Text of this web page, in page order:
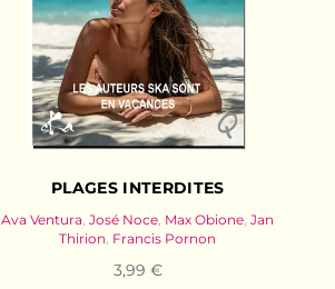
PLAGES INTERDITES
Ava Ventura,José Noce, Max Obione,Jan
Thirion, Francis Pornon
3,99 €